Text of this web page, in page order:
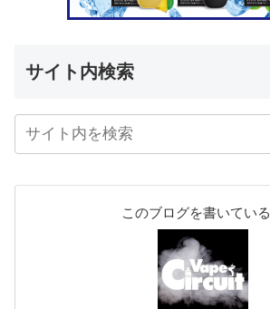
サイト内検索
このブログを書いてい